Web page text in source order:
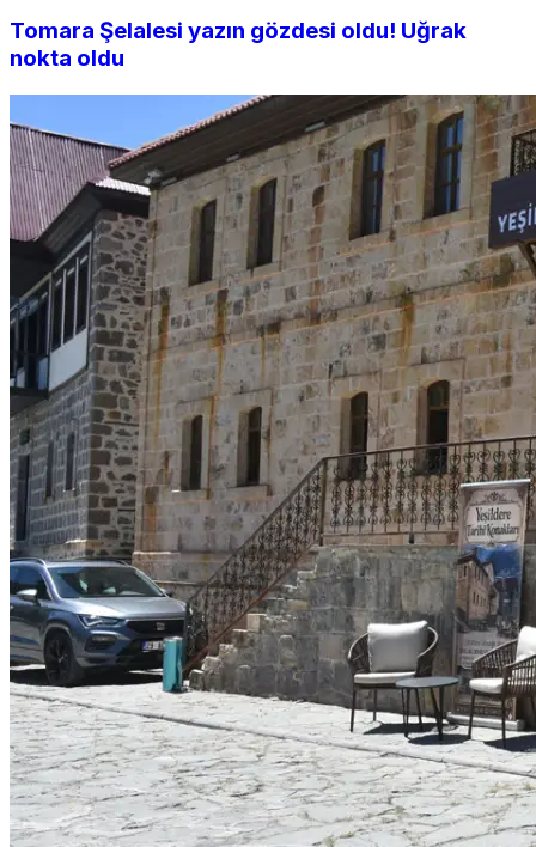
Tomara Şelalesi yazın gözdesi oldu! Uğrak
nokta oldu